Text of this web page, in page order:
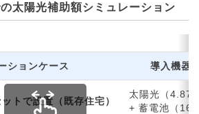
太陽光補助額シミュレーション
ションケース 導入機器
トで設置（既存住宅）
太陽光（
+ 蓄電池（